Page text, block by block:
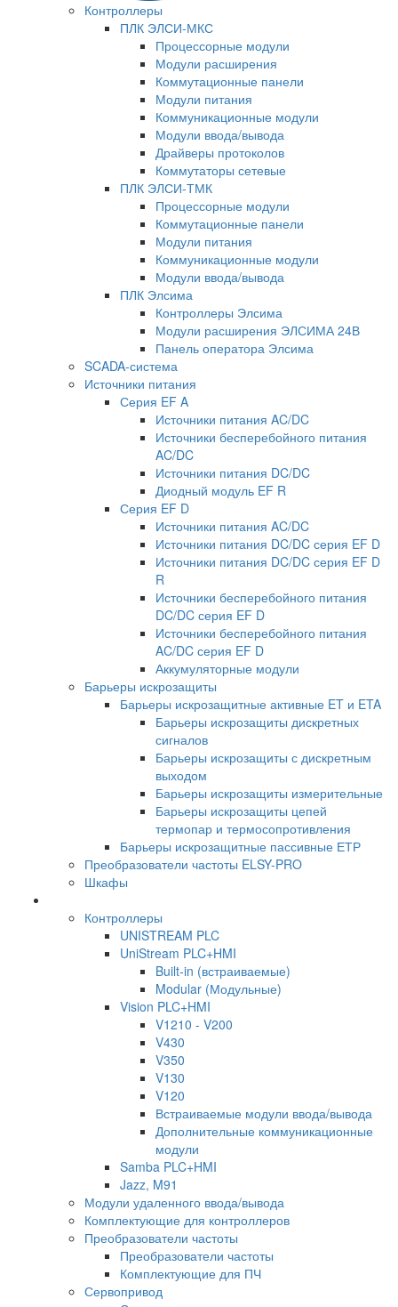
Контроллеры
ПЛК ЭЛСИ-МКС
Процессорные модули
Модули расширения
Коммутационные панели
Модули питания
Коммуникационные модули
Модули ввода/вывода
Драйверы протоколов
Коммутаторы сетевые
ПЛК ЭЛСИ-ТМК
Процессорные модули
Коммутационные панели
Модули питания
Коммуникационные модули
Модули ввода/вывода
ПЛК Элсима
Контроллеры Элсима
Модули расширения ЭЛСИМА 24В
Панель оператора Элсима
SCADA-система
Источники питания
Серия EF A
Источники питания AC/DC
Источники бесперебойного питания
AC/DC
Источники питания DC/DC
Диодный модуль EF R
Серия EF D
Источники питания AC/DC
Источники питания DC/DC серия EF D
Источники питания DC/DC серия EF D
R
Источники бесперебойного питания
DC/DC серия EF D
Источники бесперебойного питания
AC/DC серия EF D
Аккумуляторные модули
Барьеры искрозащиты
Барьеры искрозащитные активные ET и ETA
Барьеры искрозащиты дискретных
сигналов
Барьеры искрозащиты с дискретным
выходом
Барьеры искрозащиты измерительные
Барьеры искрозащиты цепей
термопар и термосопротивления
Барьеры искрозащитные пассивные ЕТР
Преобразователи частоты ELSY-PRO
Шкафы
Контроллеры
UNISTREAM PLC
UniStream PLC+HMI
Built-in (встраиваемые)
Modular (Модульные)
Vision PLC+HMI
V1210 - V200
V430
V350
V130
V120
Встраиваемые модули ввода/вывода
Дополнительные коммуникационные
модули
Samba PLC+HMI
Jazz, M91
Модули удаленного ввода/вывода
Комплектующие для контроллеров
Преобразователи частоты
Преобразователи частоты
Комплектующие для ПЧ
Сервопривод